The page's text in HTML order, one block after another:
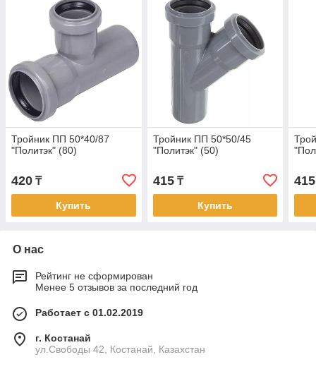
Тройник ПП 50*40/87
"Политэк" (80)
420 ₸
Купить
Тройник ПП 50*50/45
"Политэк" (50)
415₸
Купить
415
О нас
Рейтинг не сформирован
Менее 5 отзывов за последний год
Работает с 01.02.2019
г. Костанай
ул.Свободы 42, Костанай, Казахстан